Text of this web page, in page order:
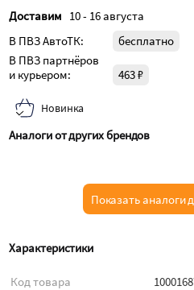
Доставим 10 - 16 августа
В ПВЗ АвтоТК:
бесплатно
В ПВЗ партнёров
и курьером:
463 ₽
Новинка
Аналоги от других брендов
Показать аналоги
Характеристики
Код товара